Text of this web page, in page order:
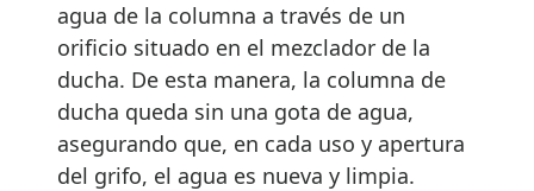
agua de la columna a través de un
orificio situado en el mezclador de la
ducha. De esta manera, la columna de
ducha queda sin una gota de agua,
asegurando que, en cada uso y apertura
del grifo, el agua es nueva y limpia.